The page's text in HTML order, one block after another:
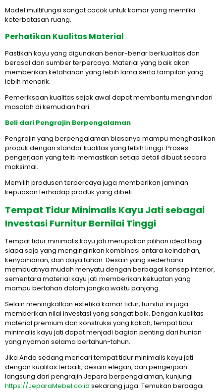
Model multifungsi sangat cocok untuk kamar yang memiliki
keterbatasan ruang.
Perhatikan Kualitas Material
Pastikan kayu yang digunakan benar-benar berkualitas dan
berasal dari sumber terpercaya. Material yang baik akan
memberikan ketahanan yang lebih lama serta tampilan yang
lebih menarik.
Pemeriksaan kualitas sejak awal dapat membantu menghindari
masalah di kemudian hari.
Beli dari Pengrajin Berpengalaman
Pengrajin yang berpengalaman biasanya mampu menghasilkan
produk dengan standar kualitas yang lebih tinggi. Proses
pengerjaan yang teliti memastikan setiap detail dibuat secara
maksimal.
Memilih produsen terpercaya juga memberikan jaminan
kepuasan terhadap produk yang dibeli.
Tempat Tidur Minimalis Kayu Jati sebagai
Investasi Furnitur Bernilai Tinggi
Tempat tidur minimalis kayu jati merupakan pilihan ideal bagi
siapa saja yang menginginkan kombinasi antara keindahan,
kenyamanan, dan daya tahan. Desain yang sederhana
membuatnya mudah menyatu dengan berbagai konsep interior,
sementara material kayu jati memberikan kekuatan yang
mampu bertahan dalam jangka waktu panjang.
Selain meningkatkan estetika kamar tidur, furnitur ini juga
memberikan nilai investasi yang sangat baik. Dengan kualitas
material premium dan konstruksi yang kokoh, tempat tidur
minimalis kayu jati dapat menjadi bagian penting dari hunian
yang nyaman selama bertahun-tahun.
Jika Anda sedang mencari tempat tidur minimalis kayu jati
dengan kualitas terbaik, desain elegan, dan pengerjaan
langsung dari pengrajin Jepara berpengalaman, kunjungi
https://JeparaMebel.co.id sekarang juga. Temukan berbagai